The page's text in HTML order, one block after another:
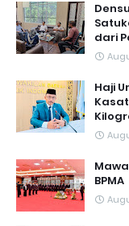
dari
Haji
BPMA